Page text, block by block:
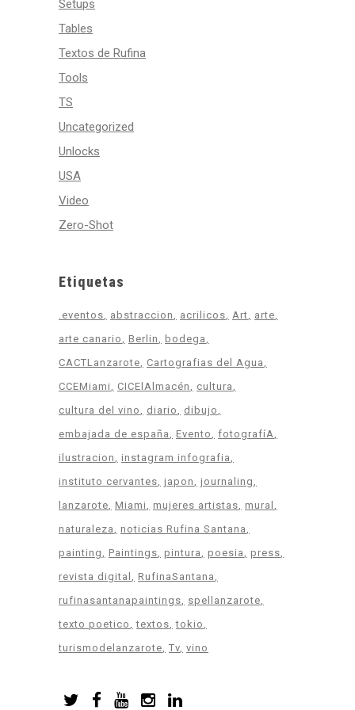
Setups
Tables
Textos de Rufina
Tools
TS
Uncategorized
Unlocks
USA
Video
Zero-Shot
Etiquetas
.eventos abstraccion acrilicos Art
arte
arte canario
Berlin
bodega
CACTLanzarote
Cartografias del Agua
CCEMiami
CICElAlmacén
cultura
cultura del vino
diario
dibujo
embajada de españa
Evento
fotografíA
ilustracion
instagram infografia
instituto cervantes japon
journaling
lanzarote Miami mujeres artistas mural
naturaleza
noticias Rufina Santana
painting
Paintings pintura poesia
press
revista digital
RufinaSantana
rufinasantanapaintings
spellanzarote
texto poetico
textos tokio
turismodelanzarote Tv vino